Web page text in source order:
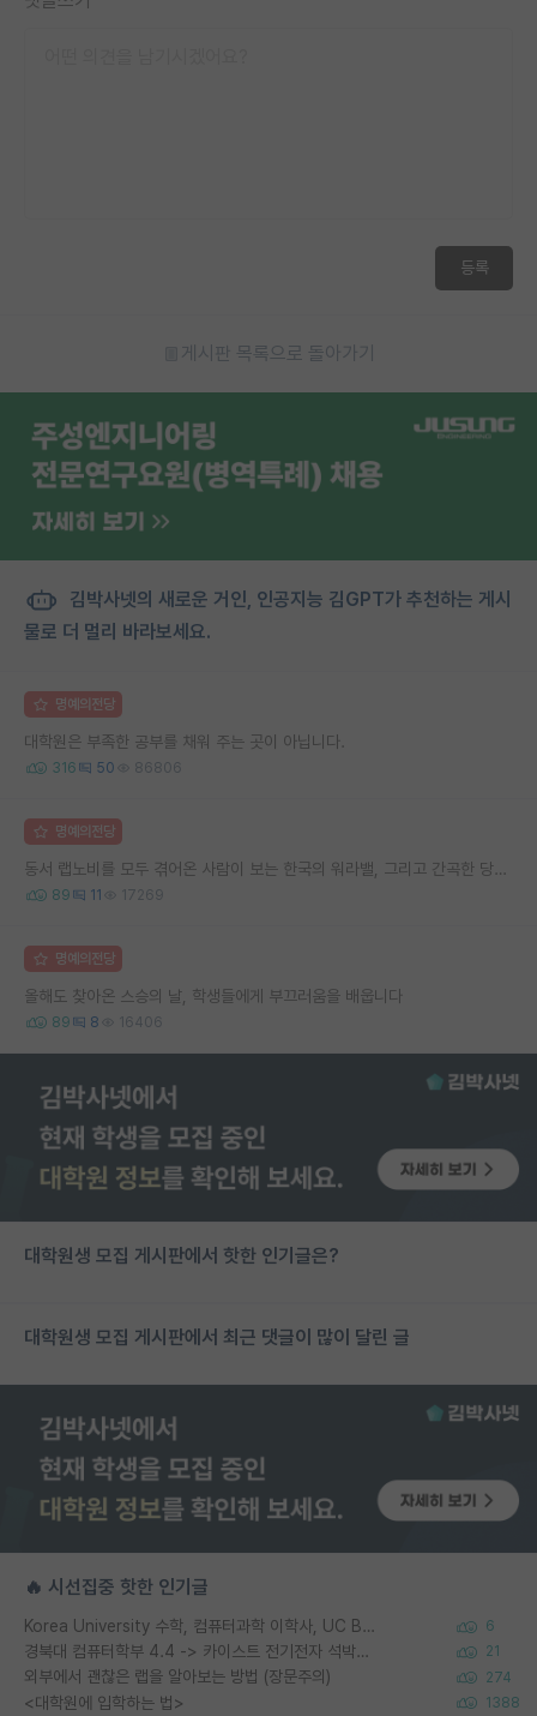
등록
게시판 목록으로 돌아가기
김박사넷의 새로운 거인, 인공지능 김GPT가 추천하는 게시
물로 더 멀리 바라보세요.
명예의전당
대학원은 부족한 공부를 채워 주는 곳이 아닙니다.
316 50 86806
명예의전당
동서 랩노비를 모두 겪어온 사람이 보는 한국의 워라밸, 그리고 간곡한 당부의 말씀
89 11 17269
명예의전당
올해도 찾아온 스승의 날, 학생들에게 부끄러움을 배웁니다
89 8 16406
대학원생 모집 게시판에서 핫한 인기글은?
대학원생 모집 게시판에서 최근 댓글이 많이 달린 글
🔥 시선집중 핫한 인기글
Korea University 수학, 컴퓨터과학 이학사, UC Berkeley 산업공학 대학원 공학박사가 되는 것은 쉽지 않겠죠? 6
경북대 컴퓨터학부 4.4 -> 카이스트 전기전자 석박사통합과정 합격 21
외부에서 괜찮은 랩을 알아보는 방법 (장문주의) 274
<대학원에 입학하는 법> 1388